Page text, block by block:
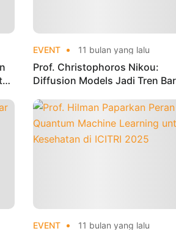
EVENT 11 bulan yang lalu
Prof. Christophoros Nikou:
Diffusion Models Jadi Tren
EVENT 11 bulan yang lalu